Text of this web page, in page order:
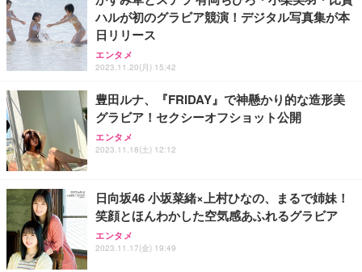
ハルが初のグラビア競演！デジタル写真集が本
日リリース
エンタメ
2023.11.20(月) 15:42
豊田ルナ、『FRIDAY』で神懸かり的な造形美
グラビア！セクシーオフショット公開
エンタメ
2023.11.18(土) 12:12
日向坂46 小坂菜緒×上村ひなの、まるで姉妹！
笑顔とほんわかした空気感あふれるグラビア
エンタメ
2023.11.17(金) 19:49